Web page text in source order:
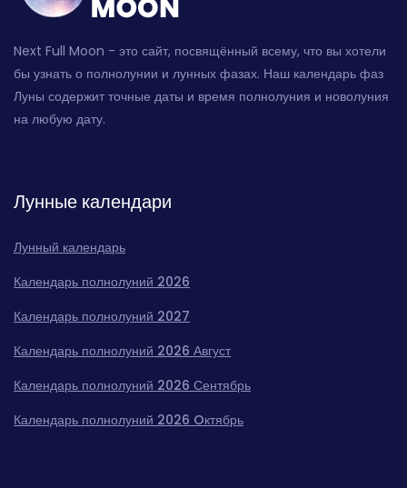
Next Full Moon - это сайт, посвящённый всему, что вы хотели
бы узнать о полнолунии и лунных фазах. Наш календарь фаз
Луны содержит точные даты и время полнолуния и новолуния
на любую дату.
Лунные календари
Лунный календарь
Календарь полнолуний 2026
Календарь полнолуний 2027
Календарь полнолуний 2026 Август
Календарь полнолуний 2026 Сентябрь
Календарь полнолуний 2026 Oктябрь